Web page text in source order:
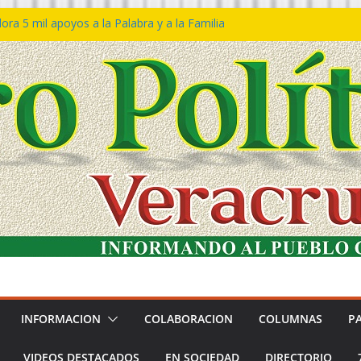
5 mil apoyos a la Palabra y a la Familia
Declaraciones de Procedencia en contra
𝙂𝙤𝙗𝙞𝙚𝙧𝙣𝙤 𝙙𝙚𝙡 𝙀𝙨𝙩𝙖𝙙𝙤 𝙖 𝙙𝙞𝙨𝙛𝙧𝙪𝙩𝙖𝙧
𝙙𝙚𝙡 𝙈𝙖𝙧 𝙚𝙣 𝘾𝙤𝙖𝙩𝙯𝙖𝙘𝙤𝙖𝙡𝙘𝙤𝙨
de policías con vocación de servicio y
SSP
rechaza acusaciones y asegura que
solicitud de desafuero
INFORMACION COLABORACION COLUMNAS
VIDEOS DESTACADOS EN SOCIEDAD DIRECTORIO